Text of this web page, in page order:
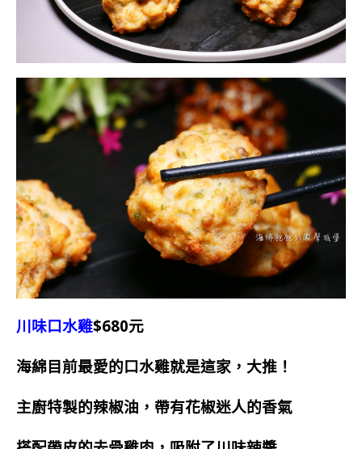
川味口水雞$680元
海綿目前最愛的口水雞就是這家，大推！
主廚特製的辣椒油，帶有花椒迷人的香氣